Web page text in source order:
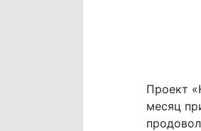
Проект
месяц